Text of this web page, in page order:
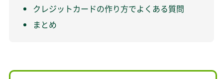
クレジットカードの作り方でよくある質問
まとめ